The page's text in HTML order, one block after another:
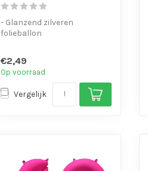
- Glanzend zilveren
folieballon
- Met oogjes o...
€2,49
Op voorraad
Vergelijk